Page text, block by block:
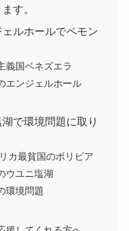
す。
ルホールでペモン
義国ベネズエラ
エンジェルホール
で環境問題に取り
カ最貧国のボリビア
ウユニ塩湖
環境問題